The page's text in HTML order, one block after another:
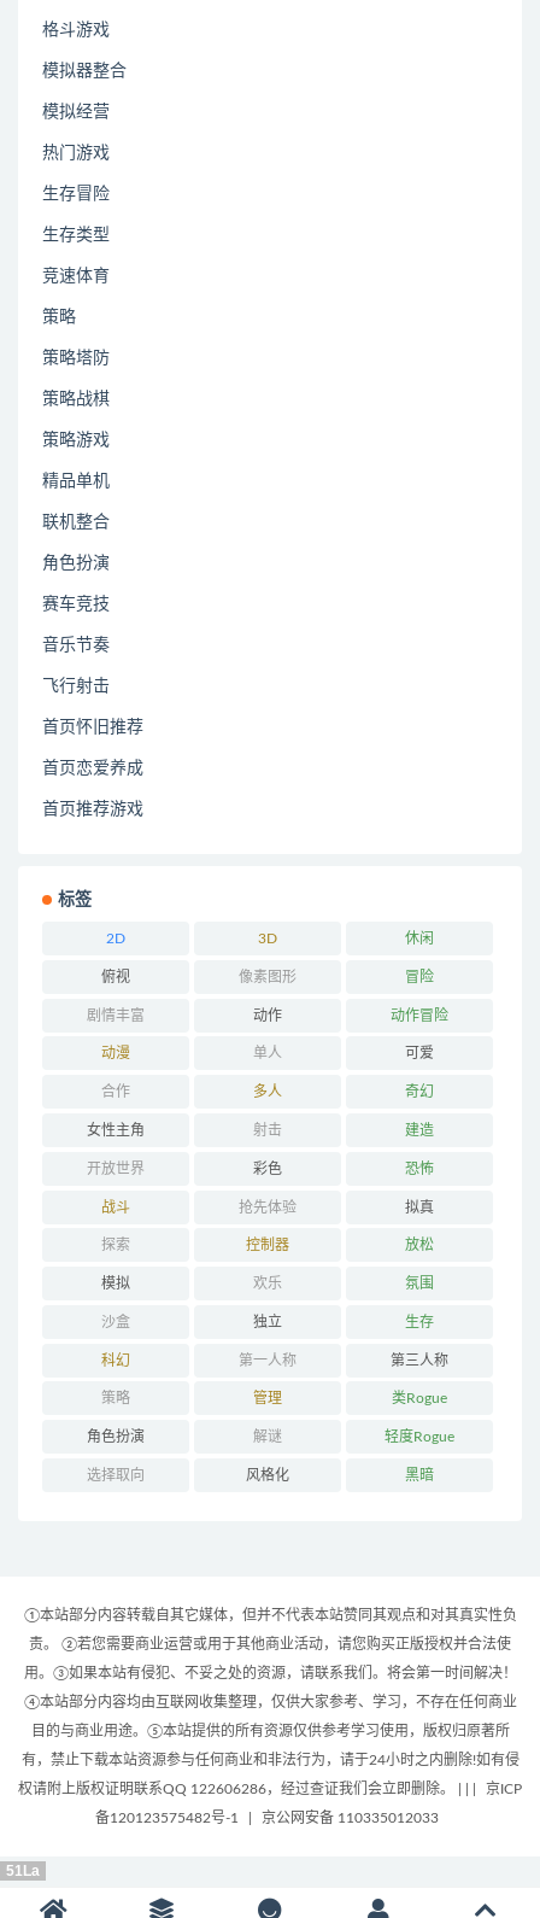
格斗游戏
模拟器整合
模拟经营
热门游戏
生存冒险
生存类型
竞速体育
策略
策略塔防
策略战棋
策略游戏
精品单机
联机整合
角色扮演
赛车竞技
音乐节奏
飞行射击
首页怀旧推荐
首页恋爱养成
首页推荐游戏
标签
2D 3D 休闲
俯视 像素图形 冒险
剧情丰富 动作 动作冒险
动漫 单人 可爱
合作 多人 奇幻
女性主角 射击 建造
开放世界 彩色 恐怖
战斗 抢先体验 拟真
探索 控制器 放松
模拟 欢乐 氛围
沙盒 独立 生存
科幻 第一人称 第三人称
策略 管理 类Rogue
角色扮演 解谜 轻度Rogue
选择取向 风格化 黑暗
①本站部分内容转载自其它媒体，但并不代表本站赞同其观点和对其真实性负
责。 ②若您需要商业运营或用于其他商业活动，请您购买正版授权并合法使
用。③如果本站有侵犯、不妥之处的资源，请联系我们。将会第一时间解决！
④本站部分内容均由互联网收集整理，仅供大家参考、学习，不存在任何商业
目的与商业用途。⑤本站提供的所有资源仅供参考学习使用，版权归原著所
有，禁止下载本站资源参与任何商业和非法行为，请于24小时之内删除!如有侵
权请附上版权证明联系QQ 122606286，经过查证我们会立即删除。 | |
京ICP
备120123575482号-1
京公网安备 110335012033
51La